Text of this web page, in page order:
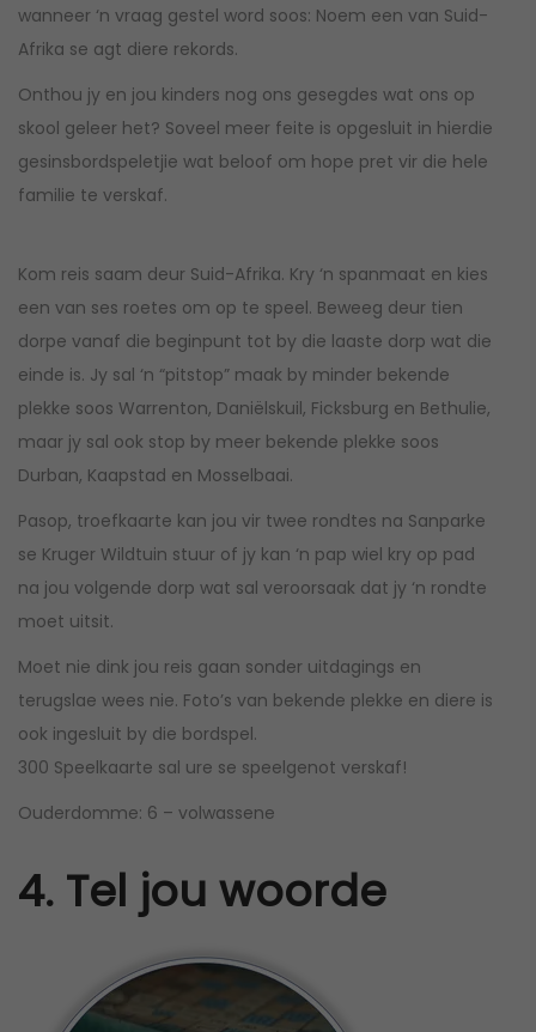
wanneer ‘n vraag gestel word soos: Noem een van Suid-
Afrika se agt diere rekords.
Onthou jy en jou kinders nog ons gesegdes wat ons op
skool geleer het? Soveel meer feite is opgesluit in hierdie
gesinsbordspeletjie wat beloof om hope pret vir die hele
familie te verskaf.
Kom reis saam deur Suid-Afrika. Kry ‘n spanmaat en kies
een van ses roetes om op te speel. Beweeg deur tien
dorpe vanaf die beginpunt tot by die laaste dorp wat die
einde is. Jy sal ‘n “pitstop” maak by minder bekende
plekke soos Warrenton, Daniëlskuil, Ficksburg en Bethulie,
maar jy sal ook stop by meer bekende plekke soos
Durban, Kaapstad en Mosselbaai.
Pasop, troefkaarte kan jou vir twee rondtes na Sanparke
se Kruger Wildtuin stuur of jy kan ‘n pap wiel kry op pad
na jou volgende dorp wat sal veroorsaak dat jy ‘n rondte
moet uitsit.
Moet nie dink jou reis gaan sonder uitdagings en
terugslae wees nie. Foto’s van bekende plekke en diere is
ook ingesluit by die bordspel.
300 Speelkaarte sal ure se speelgenot verskaf!
Ouderdomme: 6 – volwassene
4. Tel jou woorde